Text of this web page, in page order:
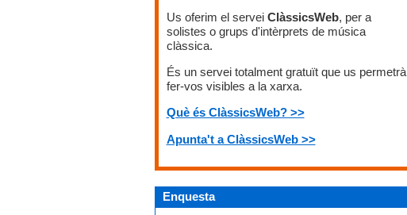
Us oferim el servei ClàssicsWeb, per a
solistes o grups d'intèrprets de música
clàssica.
És un servei totalment gratuït que us permetrà
fer-vos visibles a la xarxa.
Què és ClàssicsWeb? >>
Apunta't a ClàssicsWeb >>
Enquesta